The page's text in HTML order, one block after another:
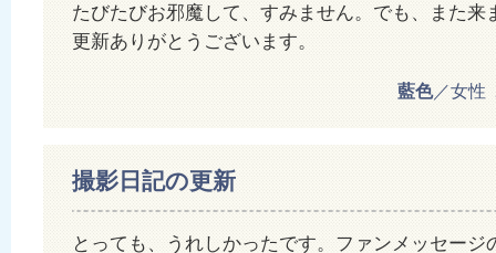
たびたびお邪魔して、すみません。でも、また来
更新ありがとうございます。
藍色／女性
撮影日記の更新
とっても、うれしかったです。ファンメッセージ